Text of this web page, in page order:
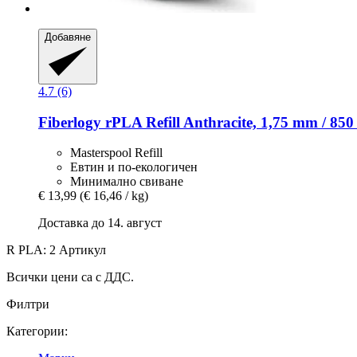
Добавяне
4.7 (6)
Fiberlogy rPLA Refill Anthracite, 1,75 mm / 850
Masterspool Refill
Евтин и по-екологичен
Минимално свиване
€ 13,99 (€ 16,46 / kg)
Доставка до 14. август
R PLA: 2 Артикул
Всички цени са с ДДС.
Филтри
Категории: